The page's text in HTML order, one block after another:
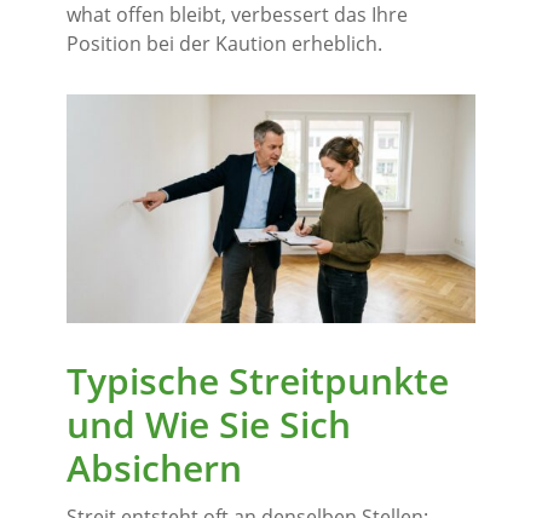
what offen bleibt, verbessert das Ihre
Position bei der Kaution erheblich.
Typische Streitpunkte
und Wie Sie Sich
Absichern